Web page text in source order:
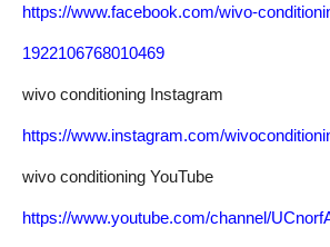
https://www.facebook.com/wivo-
1922106768010469
wivo conditioning Instagram
https://www.instagram.com/
wivo conditioning YouTube
https://www.youtube.com/channel/